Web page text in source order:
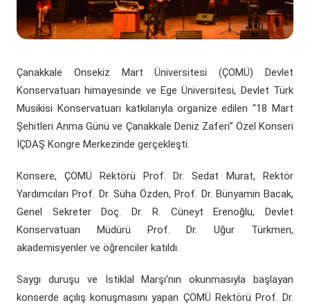
Çanakkale Onsekiz Mart Üniversitesi (ÇOMÜ) Devlet
Konservatuarı himayesinde ve Ege Üniversitesi, Devlet Türk
Musikisi Konservatuarı katkılarıyla organize edilen “18 Mart
Şehitleri Anma Günü ve Çanakkale Deniz Zaferi” Özel Konseri
İÇDAŞ Kongre Merkezinde gerçekleşti.
Konsere, ÇOMÜ Rektörü Prof. Dr. Sedat Murat, Rektör
Yardımcıları Prof. Dr. Süha Özden, Prof. Dr. Bünyamin Bacak,
Genel Sekreter Doç. Dr. R. Cüneyt Erenoğlu, Devlet
Konservatuarı Müdürü Prof. Dr. Uğur Türkmen,
akademisyenler ve öğrenciler katıldı.
Saygı duruşu ve İstiklal Marşı’nın okunmasıyla başlayan
konserde açılış konuşmasını yapan ÇOMÜ Rektörü Prof. Dr.
Kurumsal Değerlendirme Sistemi(yeni sekmede açılır)
Kurumsal Logo
Döner Sermaye(yeni sekmede açılır)
Daire Başkanlıkları
Koordinatörlükler
ÇOMÜ Marşı
Üniversite Hastaneleri
Araştırma Merkezleri
Lisansüstü Eğitim Enstitüsü(yeni sekmede açılır)
Proje Destek Ofisi
Etik Kurulları
Öğrenci Dekanlığı(yeni sekmede açılır)
Psikolojik Danışmanlık Rehberlik(yeni sekmede açılır)
Engelli Öğrenci Birimi(yeni sekmede açılır)